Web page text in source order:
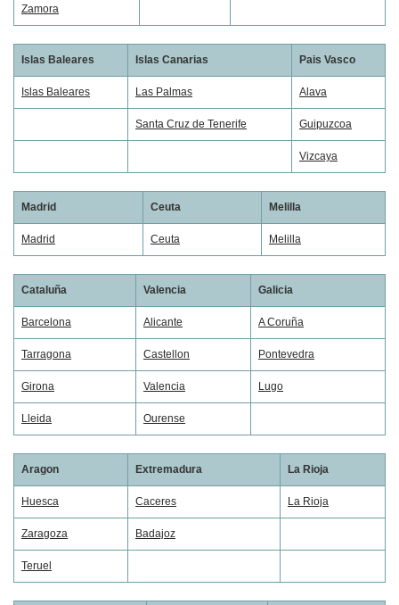
Zamora
Islas Baleares Islas Canarias Pais Vasco
Islas Baleares Las Palmas Alava
Santa Cruz de Tenerife Guipuzcoa
Vizcaya
Madrid Ceuta Melilla
Madrid Ceuta Melilla
Cataluña Valencia Galicia
Barcelona Alicante A Coruña
Tarragona Castellon Pontevedra
Girona Valencia Lugo
Lleida Ourense
Aragon Extremadura La Rioja
Huesca Caceres La Rioja
Zaragoza Badajoz
Teruel